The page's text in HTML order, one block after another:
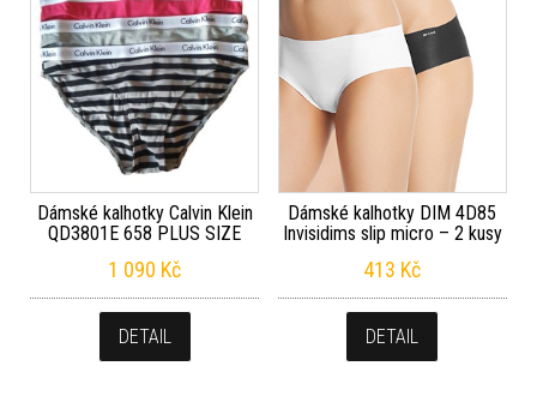
Dámské kalhotky Calvin Klein
QD3801E 658 PLUS SIZE
1 090 Kč
DETAIL
Dámské kalhotky DIM 4D85
Invisidims slip micro – 2 kusy
413 Kč
DETAIL